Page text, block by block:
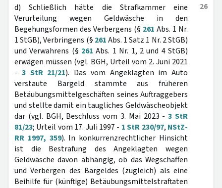
26
d) Schließlich hätte die Strafkammer eine
Verurteilung wegen Geldwäsche in den
Begehungsformen des Verbergens (§ 261 Abs. 1 Nr.
1 StGB), Verbringens (§ 261Abs. 1 Satz 1 Nr. 2 StGB)
und Verwahrens (§ 261 Abs. 1 Nr. 1, 2 und 4 StGB)
erwägen müssen (vgl. BGH, Urteil vom 2. Juni 2021
- 3 StR 21/21). Das vom Angeklagten im Auto
verstaute Bargeld stammte aus früheren
Betäubungsmittelgeschäften seines Auftraggebers
und stellte damit ein taugliches Geldwäscheobjekt
dar (vgl. BGH, Beschluss vom 3. Mai 2023 -3 StR
81/23; Urteil vom 17. Juli 1997 - 1 StR 230/97, NStZ-
RR 1997, 359). In konkurrenzrechtlicher Hinsicht
ist die Bestrafung des Angeklagten wegen
Geldwäsche davon abhängig, ob das Wegschaffen
und Verbergen des Bargeldes (zugleich) als eine
Beihilfe für (künftige) Betäubungsmittelstraftaten